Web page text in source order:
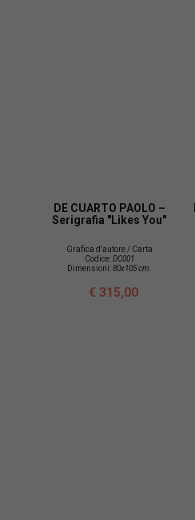
DE CUARTO PAOLO –
Serigrafia "Likes You"
Grafica d'autore / Carta
Codice:DC001
Dimensioni:80x105 cm.
€ 315,00